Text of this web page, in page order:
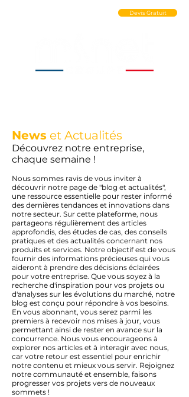
Devis Gratuit
News et Actualités
Découvrez notre entreprise,
chaque semaine !
Nous sommes ravis de vous inviter à
découvrir notre page de "blog et actualités",
une ressource essentielle pour rester informé
des dernières tendances et innovations dans
notre secteur. Sur cette plateforme, nous
partageons régulièrement des articles
approfondis, des études de cas, des conseils
pratiques et des actualités concernant nos
produits et services. Notre objectif est de vous
fournir des informations précieuses qui vous
aideront à prendre des décisions éclairées
pour votre entreprise. Que vous soyez à la
recherche d'inspiration pour vos projets ou
d'analyses sur les évolutions du marché, notre
blog est conçu pour répondre à vos besoins.
En vous abonnant, vous serez parmi les
premiers à recevoir nos mises à jour, vous
permettant ainsi de rester en avance sur la
concurrence. Nous vous encourageons à
explorer nos articles et à interagir avec nous,
car votre retour est essentiel pour enrichir
notre contenu et mieux vous servir. Rejoignez
notre communauté et ensemble, faisons
progresser vos projets vers de nouveaux
sommets !